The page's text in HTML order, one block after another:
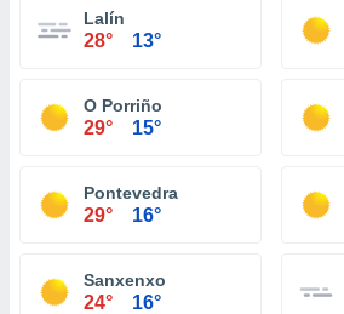
Lalín
28° 13°
O Porriño
29° 15°
Pontevedra
29° 16°
Sanxenxo
24° 16°